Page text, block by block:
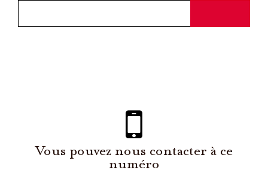
Vous pouvez nous contacter à ce
numéro